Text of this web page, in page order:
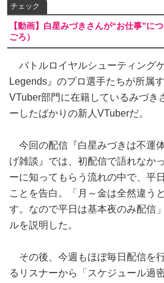
チェック
【動画】白星みづきさんが“お仕事”に
ごろ）
バトルロイヤルシューティング
Legends』のプロ選手たちが所属
VTuber部門に在籍しているみづき
ーしたばかりの新人VTuberだ。
今回の配信『白星みづきは不運
げ雑談』では、初配信で語れなか
ーに知ってもらう流れの中で、平
ことを告白。「月～金は全然違う
す。なので平日は基本夜のみ配信
ルを説明した。
その後、今週もほぼ毎日配信を
るリスナーから「スケジュール過